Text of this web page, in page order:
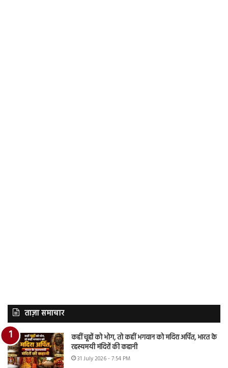
ताज़ा समाचार
कहीं चूहों को भोग, तो कहीं भगवान को मदिरा अर्पित, भारत के
रहस्यमयी मंदिरों की कहानी
31 July 2026 - 7:54 PM